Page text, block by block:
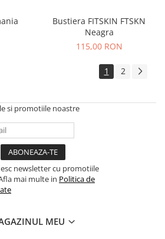
Bustiera FITSKIN FTSKN
Neagra
115,00 RON
1 2
si promotiile noastre
newsletter cu promotiile
mai multe in Politica de
MEU